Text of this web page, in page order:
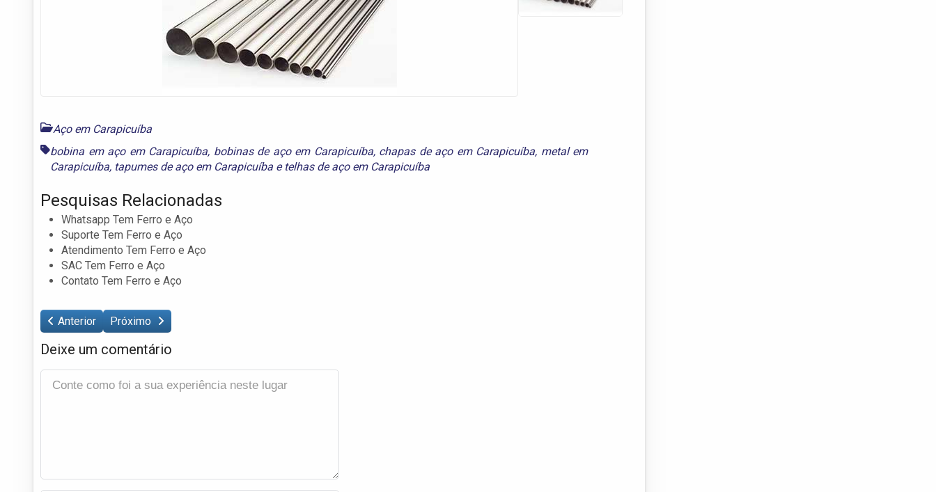
Aço em Carapicuíba
bobina em aço em Carapicuíba, bobinas de aço em Carapicuíba, chapas de aço em Carapicuíba, metal em
Carapicuíba, tapumes de aço em Carapicuíba e telhas de aço em Carapicuíba
Pesquisas Relacionadas
Whatsapp Tem Ferro e Aço
Suporte Tem Ferro e Aço
Atendimento Tem Ferro e Aço
SAC Tem Ferro e Aço
Contato Tem Ferro e Aço
Anterior Próximo
Deixe um comentário